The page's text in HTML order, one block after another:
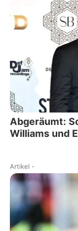
Abgeräumt:
Williams und
Artikel -